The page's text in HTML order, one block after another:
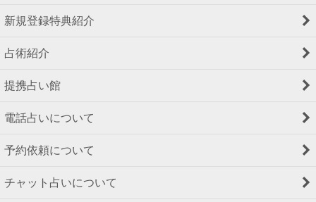
新規登録特典紹介
占術紹介
提携占い館
電話占いについて
予約依頼について
チャット占いについて